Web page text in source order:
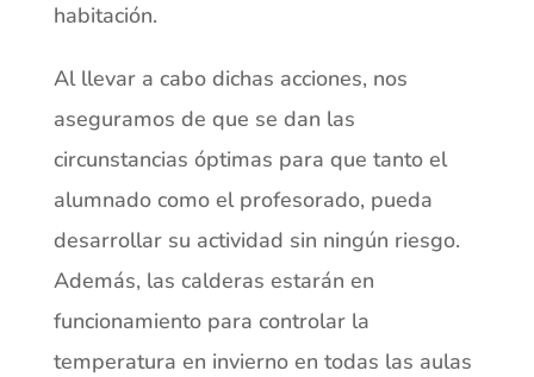
habitación.
Al llevar a cabo dichas acciones, nos
aseguramos de que se dan las
circunstancias óptimas para que tanto el
alumnado como el profesorado, pueda
desarrollar su actividad sin ningún riesgo.
Además, las calderas estarán en
funcionamiento para controlar la
temperatura en invierno en todas las aulas